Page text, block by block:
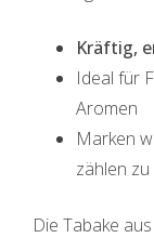
Kräftig,
Ideal für
Aromen
Marken
zählen
Die Tabake